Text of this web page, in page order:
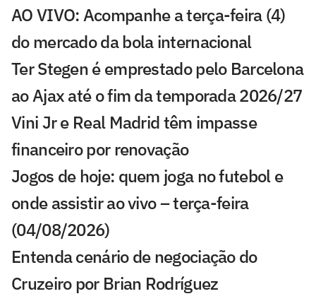
AO VIVO: Acompanhe a terça-feira (4)
do mercado da bola internacional
Ter Stegen é emprestado pelo Barcelona
ao Ajax até o fim da temporada 2026/27
Vini Jr e Real Madrid têm impasse
financeiro por renovação
Jogos de hoje: quem joga no futebol e
onde assistir ao vivo – terça-feira
(04/08/2026)
Entenda cenário de negociação do
Cruzeiro por Brian Rodríguez